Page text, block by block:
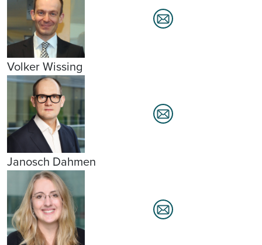
Volker Wissing
Janosch Dahmen